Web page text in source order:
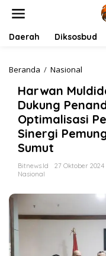
Daerah Diksosbud
Beranda / Nasional
w
a
n
M
d
m
Harwan
Dukung
Optimalisasi
Sinergi
Sumut
Bitnews.id
27 Oktober 2024
Nasional